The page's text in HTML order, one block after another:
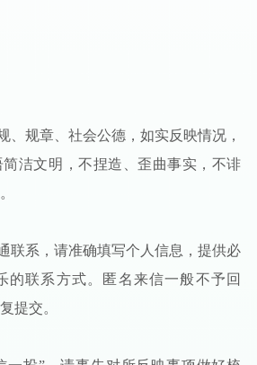
、规章、社会公德，如实反映情况，
洁文明，不捏造、歪曲事实，不诽
联系，请准确填写个人信息，提供必
的联系方式。匿名来信一般不予回
提交。